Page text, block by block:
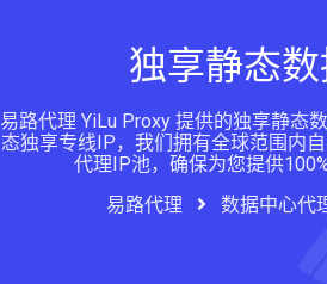
独享静态
易路代理 YiLu Proxy 提供的独享静态
态独享专线IP，我们拥有全球范围内
代理IP池，确保为您提供
易路代理
数据中心代